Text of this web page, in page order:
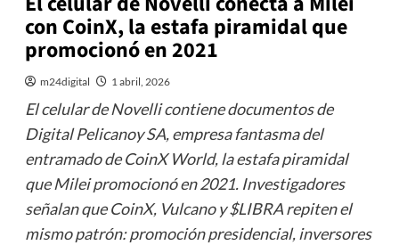
con CoinX, la estafa piramidal que
promocionó en 2021
m24digital 1 abril, 2026
El celular de Novelli contiene documentos de
Digital Pelicanoy SA, empresa fantasma del
entramado de CoinX World, la estafa piramidal
que Milei promocionó en 2021. Investigadores
señalan que CoinX, Vulcano y $LIBRA repiten el
mismo patrón: promoción presidencial, inversores